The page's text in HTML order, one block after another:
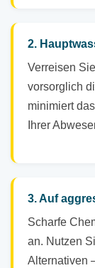
2.
Verreisen
vorsorglich
minimiert
Ihrer
3. Auf
Scharfe
an. Nutzen
Alternativen